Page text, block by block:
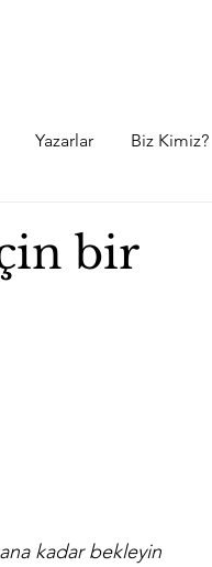
Yazarlar Biz Kimiz?
bir
kadar bekleyin